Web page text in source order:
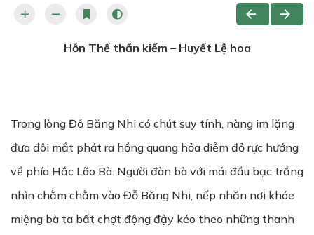
Hỗn Thế thần kiếm – Huyết Lệ hoa
Trong lòng Đỗ Băng Nhi có chút suy tính, nàng im lặng
đưa đôi mắt phát ra hồng quang hỏa diễm đỏ rực hướng
về phía Hắc Lão Bà. Người đàn bà với mái đầu bạc trắng
nhìn chằm chằm vào Đỗ Băng Nhi, nếp nhăn nơi khóe
miệng bà ta bất chợt động đậy kéo theo những thanh